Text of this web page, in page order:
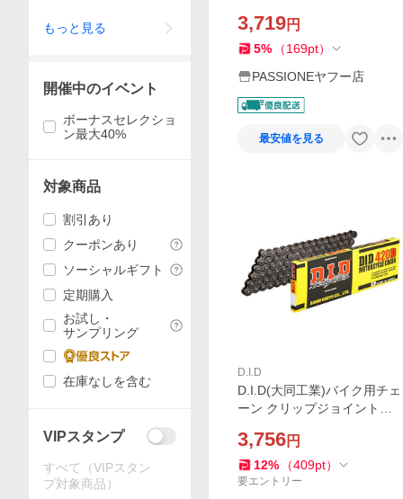
ー) 二輪 オートバイ用
3,719円
5% （169pt）
PASSIONEヤフー店
最安値を見る
D.I.D
D.I.D(大同工業)バイク用チェ
ーン クリップジョイント付
ール) 二輪 オートバイ用
3,756円
12% （409pt）
要エントリー
もっと見る
開催中のイベント
ボーナスセレクショ
ン最大40%
対象商品
割引あり
クーポンあり
ソーシャルギフト
定期購入
お試し・
サンプリング
在庫なしを含む
VIPスタンプ
すべて（VIPスタン
プ対象商品）